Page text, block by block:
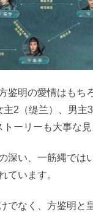
鉴明の愛情はもち
主2（缇兰）、男主
ーリーも大事な見
深い、一筋縄では
ています。
でなく、方鉴明と